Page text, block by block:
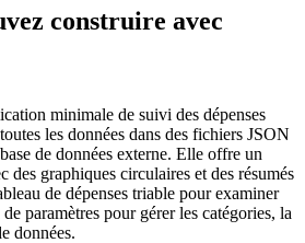
construire avec
minimale de suivi des dépenses
les données dans des fichiers JSON
de données externe. Elle offre un
des graphiques circulaires et des résumés
de dépenses triable pour examiner
paramètres pour gérer les catégories, la
données.